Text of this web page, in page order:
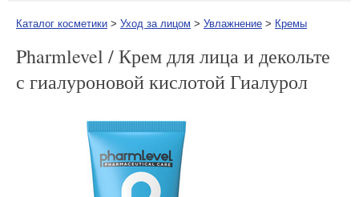
Каталог косметики > Уход за лицом > Увлажнение > Кремы
Pharmlevel / Крем для лица и декольте
с гиалуроновой кислотой Гиалурол